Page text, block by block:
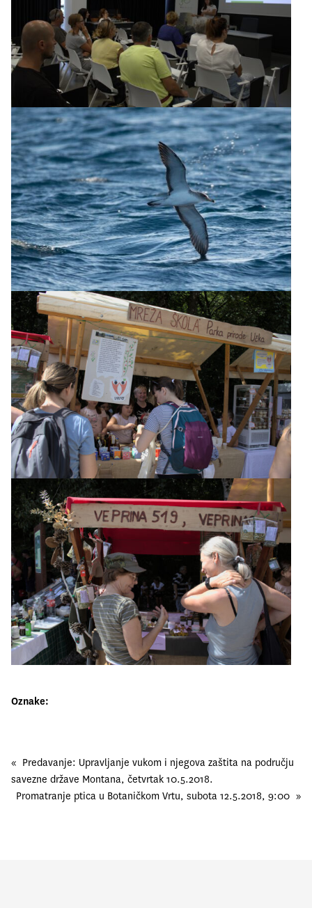
Oznake:
« Predavanje: Upravljanje vukom i njegova zaštita na području
savezne države Montana, četvrtak 10.5.2018.
Promatranje ptica u Botaničkom Vrtu, subota 12.5.2018, 9:00 »